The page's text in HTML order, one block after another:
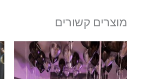
מוצרים קשורים